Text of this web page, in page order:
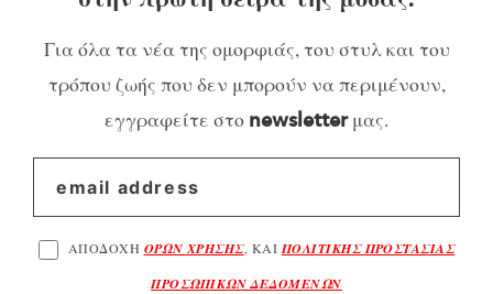
Για όλα τα νέα της ομορφιάς, του στυλ και του
τρόπου ζωής που δεν μπορούν να περιμένουν,
εγγραφείτε στο newsletterμας.
ΑΠΟΔΟΧΗ ΟΡΩΝ ΧΡΗΣΗΣ, ΚΑΙ ΠΟΛΙΤΙΚΗΣ ΠΡΟΣΤΑΣΙΑΣ
ΠΡΟΣΩΠΙΚΩΝ ΔΕΔΟΜΕΝΩΝ